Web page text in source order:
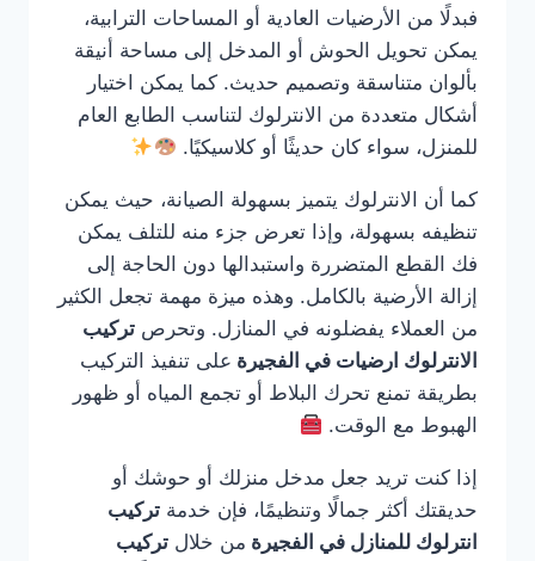
فبدلًا من الأرضيات العادية أو المساحات الترابية،
يمكن تحويل الحوش أو المدخل إلى مساحة أنيقة
بألوان متناسقة وتصميم حديث. كما يمكن اختيار
أشكال متعددة من الانترلوك لتناسب الطابع العام
للمنزل، سواء كان حديثًا أو كلاسيكيًا.
كما أن الانترلوك يتميز بسهولة الصيانة، حيث يمكن
تنظيفه بسهولة، وإذا تعرض جزء منه للتلف يمكن
فك القطع المتضررة واستبدالها دون الحاجة إلى
إزالة الأرضية بالكامل. وهذه ميزة مهمة تجعل الكثير
من العملاء يفضلونه في المنازل. وتحرص تركيب
الانترلوك ارضيات في الفجيرة على تنفيذ التركيب
بطريقة تمنع تحرك البلاط أو تجمع المياه أو ظهور
الهبوط مع الوقت.
إذا كنت تريد جعل مدخل منزلك أو حوشك أو
حديقتك أكثر جمالًا وتنظيمًا، فإن خدمة تركيب
انترلوك للمنازل في الفجيرة من خلال تركيب